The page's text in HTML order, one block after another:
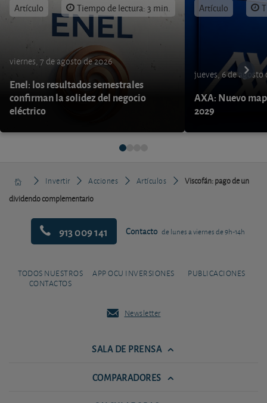
Artículo Tiempo de lectura: 3 min.
viernes, 7 de agosto de 2026
Enel: los resultados semestrales
confirman la solidez del negocio
eléctrico
Artículo
jueves, 6 de agosto
AXA: Nuevo
2029
Invertir Acciones Artículos
Viscofán: pago de un
dividendo complementario
913 009 141 Contacto de lunes a viernes de 9h-14h
TODOS NUESTROS
CONTACTOS
APP OCU INVERSIONES PUBLICACIONES
Newsletter
SALA DE PRENSA
COMPARADORES